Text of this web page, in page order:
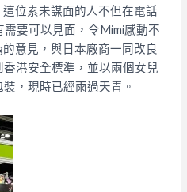
位素未謀面的人不但在電話
需要可以見面，令Mimi感動不
意見，與日本廠商一同改良
港安全標準，並以兩個女兒
，現時已經雨過天青。